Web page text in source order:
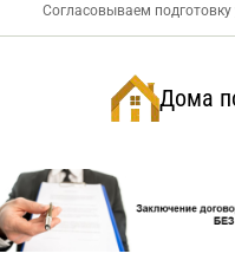
Согласовываем подготовку
Дома